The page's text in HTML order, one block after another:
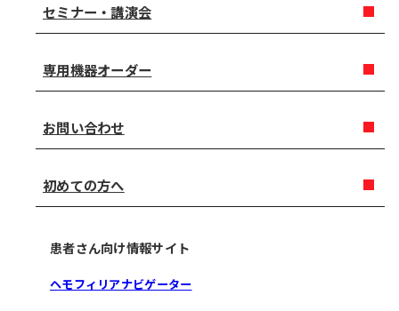
セミナー・講演会
専用機器オーダー
お問い合わせ
初めての方へ
患者さん向け情報サイト
ヘモフィリアナビゲーター